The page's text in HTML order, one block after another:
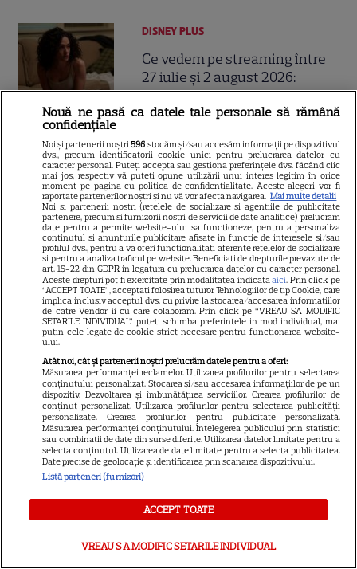
18
DISNEY PLUS
Ce vedem pe streaming între
27 iulie și 2 august 2026:
Diavolul se îmbracă de la Prada
2 pe Disney+ și mari noutăți
NETFLIX
Josh Hartnett revine pe Netflix
în thrillerul „Below”! Noutăți
majore despre premiile Emmy
și noul serial Dan Brown
3
DISNEY PLUS
Care-i buna și care-i reaua?
Emmy Rossum revine
spectaculos pe Disney+ în
thrillerul psihologic „Furie și
seducție”
ȘTIRI
25 de ani de la lansarea
filmului „Stăpânul inelelor:
Frăția Inelului”! Cum a creat
mai iubite producții fantasy din
Nouă ne pasă ca datele tale personale să rămână
confidențiale
Noi și partenerii noștri596 stocăm și/sau accesăm informații pe dispozitivul
dvs., precum identificatorii cookie unici pentru prelucrarea datelor cu
caracter personal. Puteți accepta sau gestiona preferințele dvs. făcând clic
mai jos, respectiv vă puteți opune utilizării unui interes legitim în orice
moment pe pagina cu politica de confidențialitate. Aceste alegeri vor fi
raportate partenerilor noștri și nu vă vor afecta navigarea. Mai multe detalii
Noi si partenerii nostri (retelele de socializare si agentiile de publicitate
partenere, precum si furnizorii nostri de servicii de date analitice) prelucram
date pentru a permite website-ului sa functioneze, pentru a personaliza
continutul si anunturile publicitare afisate in functie de interesele si/sau
profilul dvs., pentru a va oferi functionalitati aferente retelelor de socializare
si pentru a analiza traficul pe website. Beneficiati de drepturile prevazute de
art. 15-22 din GDPR in legatura cu prelucrarea datelor cu caracter personal.
Aceste drepturi pot fi exercitate prin modalitatea indicataaici. Prin click pe
“ACCEPT TOATE”, acceptati folosirea tuturor Tehnologiilor de tip Cookie, care
implica inclusiv acceptul dvs. cu privire la stocarea/accesarea informatiilor
de catre Vendor-ii cu care colaboram. Prin click pe “VREAU SA MODIFIC
SETARILE INDIVIDUAL” puteti schimba preferintele in mod individual, mai
putin cele legate de cookie strict necesare pentru functionarea website-
ului.
Atât noi, cât și partenerii noștri prelucrăm datele pentru a oferi:
Măsurarea performanței reclamelor. Utilizarea profilurilor pentru selectarea
conținutului personalizat. Stocarea și/sau accesarea informațiilor de pe un
dispozitiv. Dezvoltarea și îmbunătățirea serviciilor. Crearea profilurilor de
conținut personalizat. Utilizarea profilurilor pentru selectarea publicității
personalizate. Crearea profilurilor pentru publicitate personalizată.
Măsurarea performanței conținutului. Înțelegerea publicului prin statistici
sau combinații de date din surse diferite. Utilizarea datelor limitate pentru a
selecta conținutul. Utilizarea de date limitate pentru a selecta publicitatea.
Date precise de geolocație și identificarea prin scanarea dispozitivului.
Listă parteneri (furnizori)
ACCEPT TOATE
VREAU SA MODIFIC SETARILE INDIVIDUAL